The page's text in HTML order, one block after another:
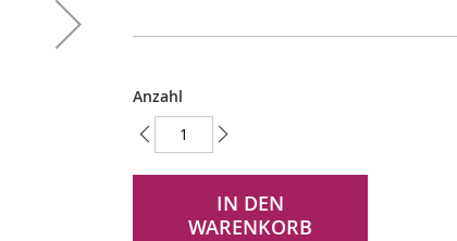
Anzahl
IN DEN
WARENKORB